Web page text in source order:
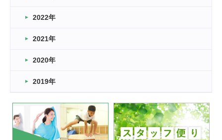
2026.03.11
緑ケ丘体育館
2022.11.03
緑ケ丘体育館
いたっぼーる大会☆彡
緑ケ丘体育館
2022.07.03
2022年
2021年
2020年
2019年